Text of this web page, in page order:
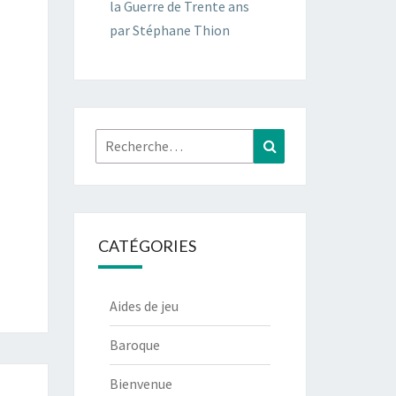
la Guerre de Trente ans
par Stéphane Thion
Rechercher :
CATÉGORIES
Aides de jeu
Baroque
Bienvenue